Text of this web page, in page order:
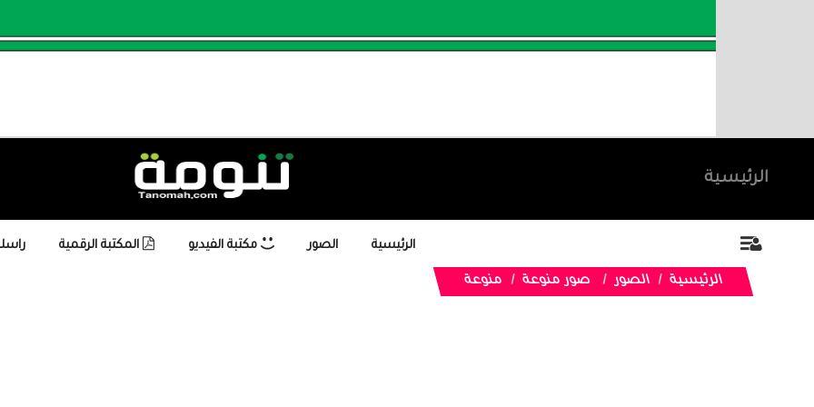
الرئيسية
الرئيسية الصور مكتبة الفيديو المكتبة الرقمية
الرئيسية الصور صور منوعة منوعة